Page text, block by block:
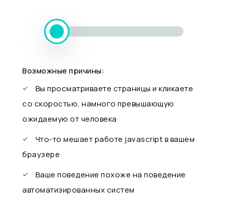
Возможные причины:
Вы просматриваете страницы и кликаете
со скоростью, намного превышающую
ожидаемую от человека
Что-то мешает работе javascript в вашем
браузере
Ваше поведение похоже на поведение
автоматизированных систем